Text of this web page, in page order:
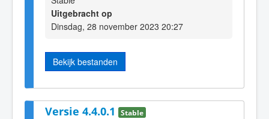
Uitgebracht op
Dinsdag, 28 november 2023 20:27
Bekijk bestanden
Versie 4.4.0.1 Stable